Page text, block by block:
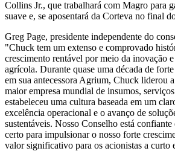
Collins Jr., que trabalhará com Magro para
suave e, se aposentará da Corteva no final
Greg Page, presidente independente do
"Chuck tem um extenso e comprovado
crescimento rentável por meio da inovação
agrícola. Durante quase uma década de
em sua antecessora Agrium, Chuck liderou
maior empresa mundial de insumos,
estabeleceu uma cultura baseada em um
excelência operacional e o avanço de
sustentáveis. Nosso Conselho está
certo para impulsionar o nosso forte
valor significativo para os acionistas a curto